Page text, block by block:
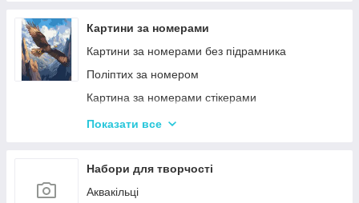
Ігри типу Дженга
Ігри-головоломки
Дитяче Лото і Доміно
Гра Морський Бій
Різні Настільні ігри
Монополія - настільна гра
Мафія
Дитячі ноутбуки, планшети
Інтерактивні розмовляючі плакати
Спіннери
Картини за номерами
Картини за номерами без підрамника
Поліптих за номером
Картина за номерами стікерами
Алмазна Мозаїка за номерами
Стандартні картини за номерами
Розпис по полотну
Показати все
Набори для творчості
Аквакільці